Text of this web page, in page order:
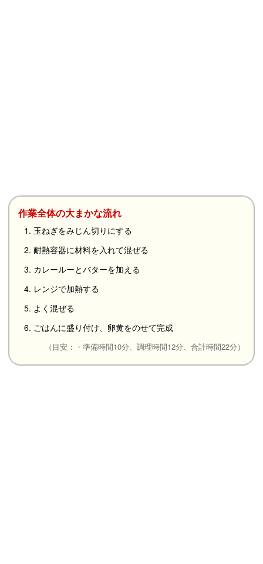
作業全体の大まかな流れ
1. 玉ねぎをみじん切りにする
2. 耐熱容器に材料を入れて混ぜる
3. カレールーとバターを加える
4. レンジで加熱する
5. よく混ぜる
6. ごはんに盛り付け、卵黄をのせて完成
（目安：・準備時間10分、調理時間12分、合計時間22分）